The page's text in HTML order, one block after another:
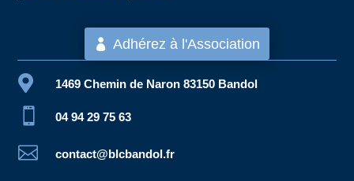
Adhérez à l'Association
 1469 Chemin de Naron 83150 Bandol
04 94 29 75 63
 contact@blcbandol.fr